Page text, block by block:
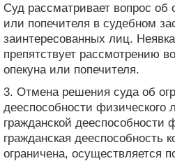
Суд рассматривает вопрос об
или попечителя в судебном
заинтересованных лиц.
препятствует рассмотрению
опекуна или попечителя.
3. Отмена решения суда об
дееспособности физического
гражданской дееспособности
гражданская дееспособность
ограничена, осуществляется